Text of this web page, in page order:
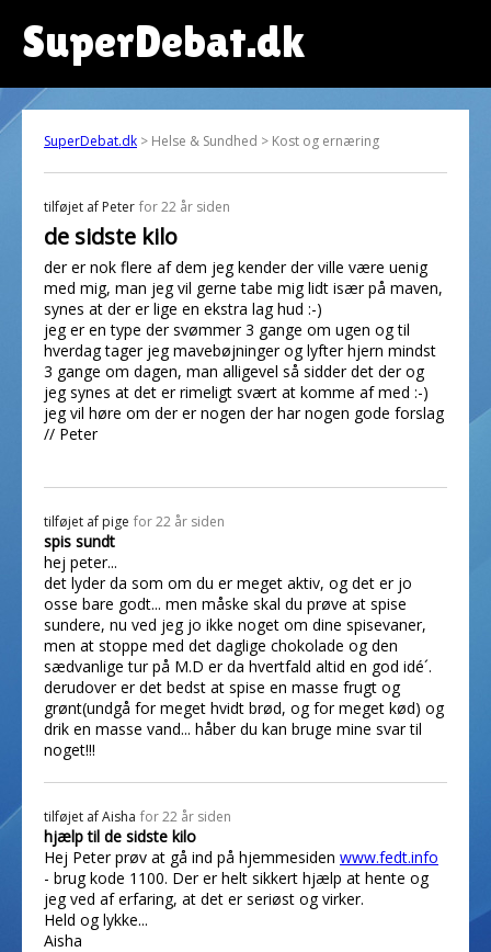
SuperDebat.dk
SuperDebat.dk > Helse & Sundhed > Kost og ernæring
tilføjet af Peter for 22 år siden
de sidste kilo
der er nok flere af dem jeg kender der ville være uenig
med mig, man jeg vil gerne tabe mig lidt især på maven,
synes at der er lige en ekstra lag hud :-)
jeg er en type der svømmer 3 gange om ugen og til
hverdag tager jeg mavebøjninger og lyfter hjern mindst
3 gange om dagen, man alligevel så sidder det der og
jeg synes at det er rimeligt svært at komme af med :-)
jeg vil høre om der er nogen der har nogen gode forslag
// Peter
tilføjet af pige for 22 år siden
spis sundt
hej peter...
det lyder da som om du er meget aktiv, og det er jo
osse bare godt... men måske skal du prøve at spise
sundere, nu ved jeg jo ikke noget om dine spisevaner,
men at stoppe med det daglige chokolade og den
sædvanlige tur på M.D er da hvertfald altid en god idé´.
derudover er det bedst at spise en masse frugt og
grønt(undgå for meget hvidt brød, og for meget kød) og
drik en masse vand... håber du kan bruge mine svar til
noget!!!
tilføjet afAisha for 22 år siden
hjælp til de sidste kilo
Hej Peter prøv at gå ind på hjemmesiden www.fedt.info
- brug kode 1100. Der er helt sikkert hjælp at hente og
jeg ved af erfaring, at det er seriøst og virker.
Held og lykke...
Aisha